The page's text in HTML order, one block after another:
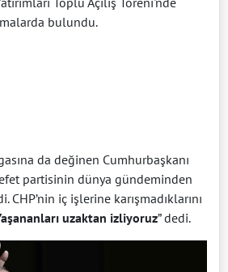
bulundu.
da değinen Cumhurbaşkanı
partisinin dünya gündeminden
CHP’nin iç işlerine karışmadıklarını
uzaktan izliyoruz” dedi.